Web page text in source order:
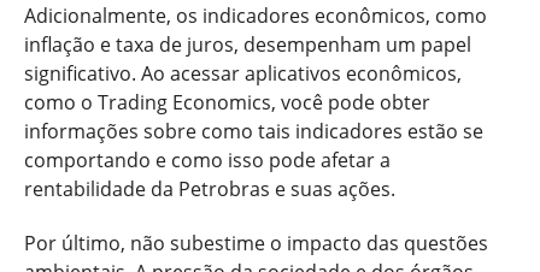
Adicionalmente, os indicadores econômicos, como
inflação e taxa de juros, desempenham um papel
significativo. Ao acessar aplicativos econômicos,
como o Trading Economics, você pode obter
informações sobre como tais indicadores estão se
comportando e como isso pode afetar a
rentabilidade da Petrobras e suas ações.
Por último, não subestime o impacto das questões